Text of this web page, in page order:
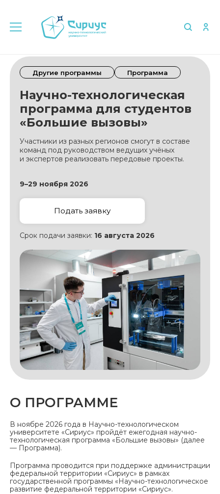
Другие программы Программа
Научно-технологическая
программа для студентов
«Большие вызовы»
Участники из разных регионов смогут в составе
команд под руководством ведущих учёных
и экспертов реализовать передовые проекты.
9–29 ноября 2026
Подать заявку
Срок подачи заявки: 16 августа 2026
О ПРОГРАММЕ
В ноябре 2026 года в Научно-технологическом
университете «Сириус» пройдёт ежегодная научно-
технологическая программа «Большие вызовы» (далее
— Программа).
Программа проводится при поддержке администрации
федеральной территории «Сириус» в рамках
государственной программы «Научно-технологическое
развитие федеральной территории «Сириус».